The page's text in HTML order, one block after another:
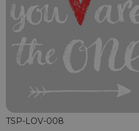
TSP-LOV-008